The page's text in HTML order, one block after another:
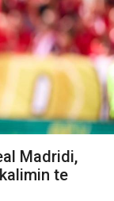
Madridi,
te